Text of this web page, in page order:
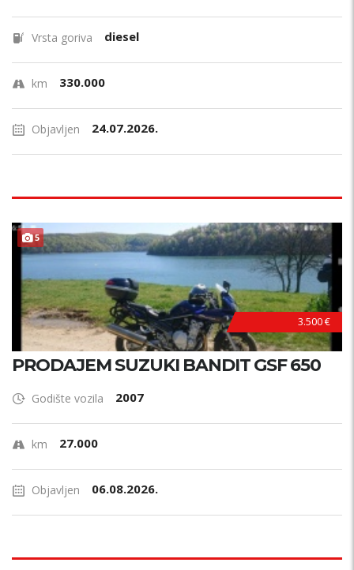
Vrsta goriva diesel
km 330.000
Objavljen 24.07.2026.
5
3.500 €
PRODAJEM SUZUKI BANDIT GSF 650
Godište vozila 2007
km 27.000
Objavljen 06.08.2026.